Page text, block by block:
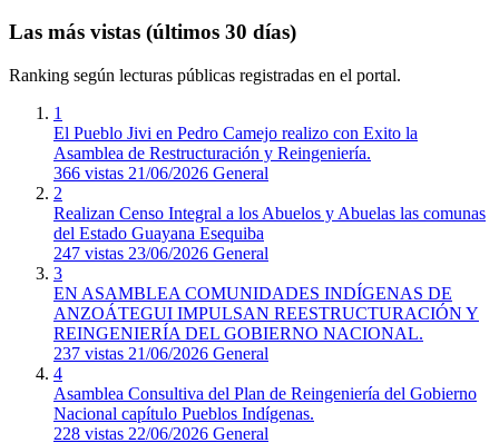
Las más vistas (últimos 30 días)
Ranking según lecturas públicas registradas en el portal.
1
El Pueblo Jivi en Pedro Camejo realizo con Exito la
Asamblea de Restructuración y Reingeniería.
366 vistas 21/06/2026 General
2
Realizan Censo Integral a los Abuelos y Abuelas las comunas
del Estado Guayana Esequiba
247 vistas 23/06/2026 General
3
EN A​SAMBLEA COMUNIDADES INDÍGENAS DE
ANZOÁTEGUI IMPULSAN REESTRUCTURACIÓN Y
REINGENIERÍA DEL GOBIERNO NACIONAL.
237 vistas 21/06/2026 General
4
Asamblea Consultiva del Plan de Reingeniería del Gobierno
Nacional capítulo Pueblos Indígenas.
228 vistas 22/06/2026 General